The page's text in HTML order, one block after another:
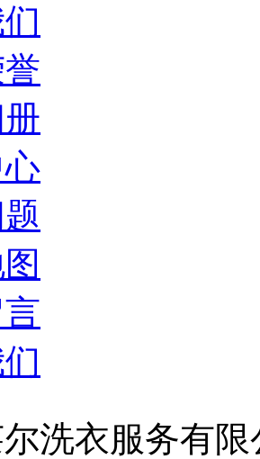
洗衣服务有